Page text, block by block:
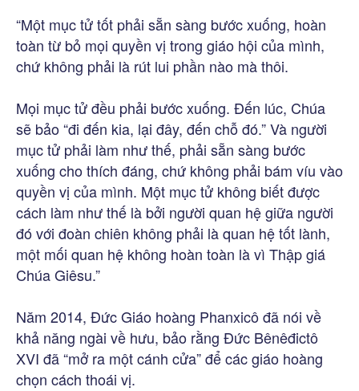
“Một mục tử tốt phải sẵn sàng bước xuống, hoàn
toàn từ bỏ mọi quyền vị trong giáo hội của mình,
chứ không phải là rút lui phần nào mà thôi.
Mọi mục tử đều phải bước xuống. Đến lúc, Chúa
sẽ bảo “đi đến kia, lại đây, đến chỗ đó.” Và người
mục tử phải làm như thế, phải sẵn sàng bước
xuống cho thích đáng, chứ không phải bám víu vào
quyền vị của mình. Một mục tử không biết được
cách làm như thế là bởi người quan hệ giữa người
đó với đoàn chiên không phải là quan hệ tốt lành,
một mối quan hệ không hoàn toàn là vì Thập giá
Chúa Giêsu.”
Năm 2014, Đức Giáo hoàng Phanxicô đã nói về
khả năng ngài về hưu, bảo rằng Đức Bênêđictô
XVI đã “mở ra một cánh cửa” để các giáo hoàng
chọn cách thoái vị.